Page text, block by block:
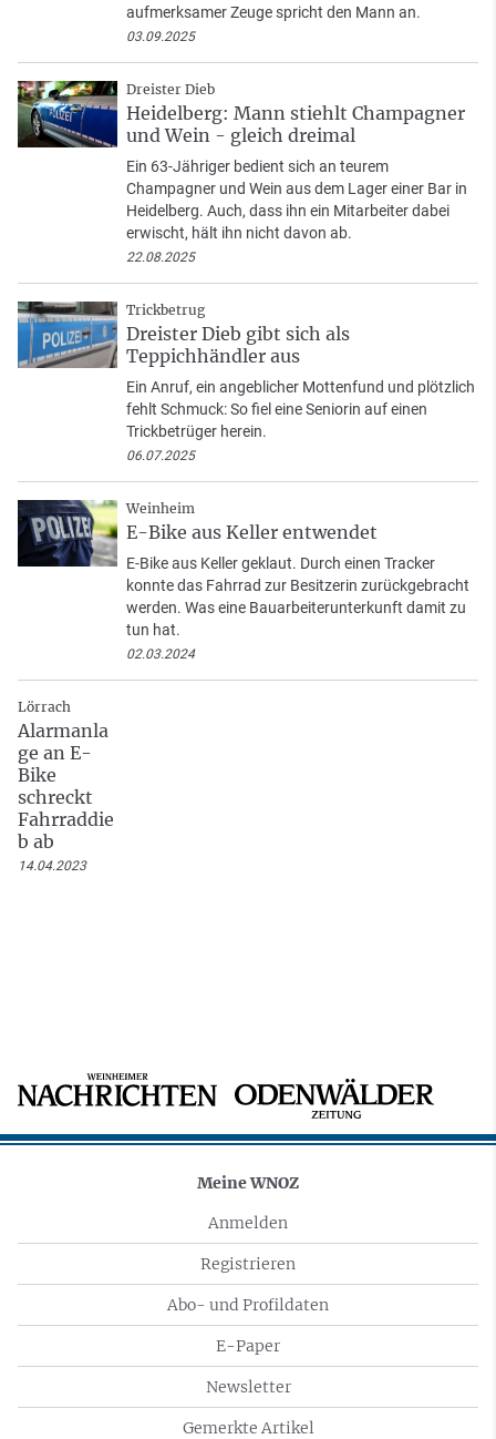
aufmerksamer Zeuge spricht den Mann an.
03.09.2025
Dreister Dieb
Heidelberg: Mann stiehlt Champagner
und Wein - gleich dreimal
Ein 63-Jähriger bedient sich an teurem
Champagner und Wein aus dem Lager einer Bar in
Heidelberg. Auch, dass ihn ein Mitarbeiter dabei
erwischt, hält ihn nicht davon ab.
22.08.2025
Trickbetrug
Dreister Dieb gibt sich als
Teppichhändler aus
Ein Anruf, ein angeblicher Mottenfund und plötzlich
fehlt Schmuck: So fiel eine Seniorin auf einen
Trickbetrüger herein.
06.07.2025
Weinheim
E-Bike aus Keller entwendet
E-Bike aus Keller geklaut. Durch einen Tracker
konnte das Fahrrad zur Besitzerin zurückgebracht
werden. Was eine Bauarbeiterunterkunft damit zu
tun hat.
02.03.2024
Lörrach
Alarmanla
ge an E-
Bike
schreckt
Fahrraddie
b ab
14.04.2023
Meine WNOZ
Anmelden
Registrieren
Abo- und Profildaten
E-Paper
Newsletter
Gemerkte Artikel